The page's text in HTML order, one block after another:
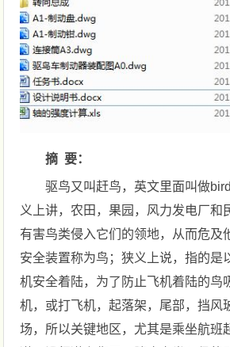
摘 要：
驱鸟又叫赶鸟，英文里面叫做
义上讲，农田，果园，风力发电厂和
有害鸟类侵入它们的领地，从而危及
安全装置称为鸟；狭义上说，指的是
机安全着陆，为了防止飞机着陆的鸟
机，或打飞机，起落架，尾部，挡风
场，所以关键地区，尤其是乘坐航班